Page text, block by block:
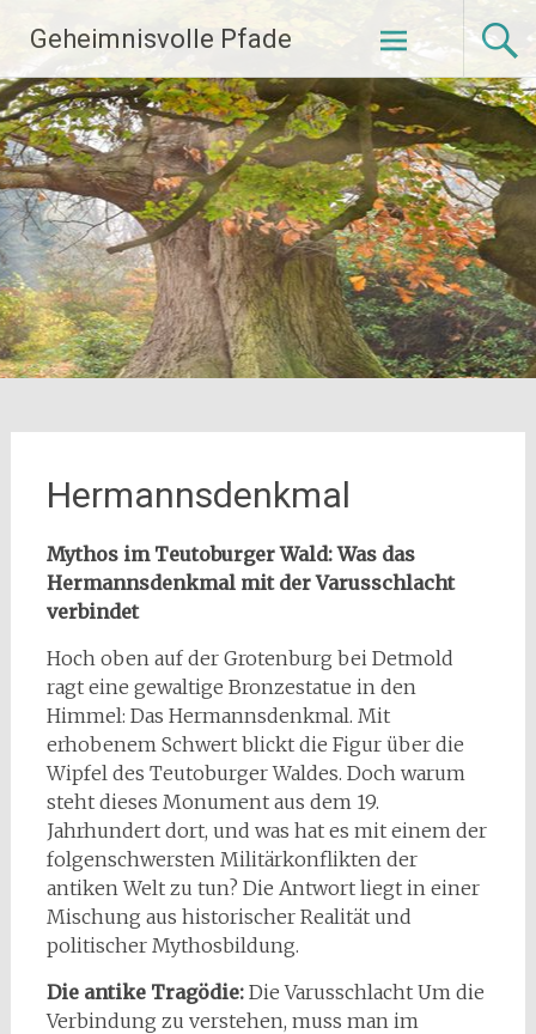
Inhalt
springen
Geheimnisvolle Pfade
Hermannsdenkmal
Mythos im Teutoburger Wald: Was das
Hermannsdenkmal mit der Varusschlacht
verbindet
Hoch oben auf der Grotenburg bei Detmold
ragt eine gewaltige Bronzestatue in den
Himmel: Das Hermannsdenkmal. Mit
erhobenem Schwert blickt die Figur über die
Wipfel des Teutoburger Waldes. Doch warum
steht dieses Monument aus dem 19.
Jahrhundert dort, und was hat es mit einem der
folgenschwersten Militärkonflikten der
antiken Welt zu tun? Die Antwort liegt in einer
Mischung aus historischer Realität und
politischer Mythosbildung.
Die antike Tragödie:Die Varusschlacht Um die
Verbindung zu verstehen, muss man im